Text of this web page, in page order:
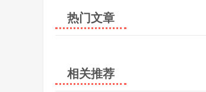
热门文章
相关推荐